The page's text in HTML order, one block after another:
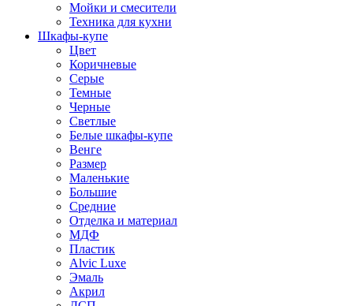
Мойки и смесители
Техника для кухни
Шкафы-купе
Цвет
Коричневые
Серые
Темные
Черные
Светлые
Белые шкафы-купе
Венге
Размер
Маленькие
Большие
Средние
Отделка и материал
МДФ
Пластик
Alvic Luxe
Эмаль
Акрил